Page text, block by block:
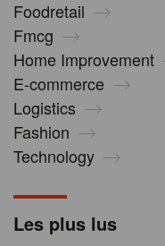
Foodretail
Fmcg
Home Improvement
E-commerce
Logistics
Fashion
Technology
Les plus lus